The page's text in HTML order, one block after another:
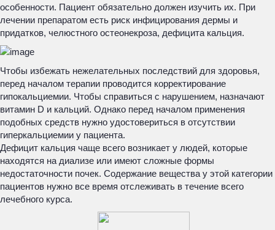
особенности. Пациент обязательно должен изучить их. При
лечении препаратом есть риск инфицирования дермы и
придатков, челюстного остеонекроза, дефицита кальция.
Чтобы избежать нежелательных последствий для здоровья,
перед началом терапии проводится корректирование
гипокальциемии. Чтобы справиться с нарушением, назначают
витамин D и кальций. Однако перед началом применения
подобных средств нужно удостовериться в отсутствии
гиперкальциемии у пациента.
Дефицит кальция чаще всего возникает у людей, которые
находятся на диализе или имеют сложные формы
недостаточности почек. Содержание вещества у этой категории
пациентов нужно все время отслеживать в течение всего
лечебного курса.